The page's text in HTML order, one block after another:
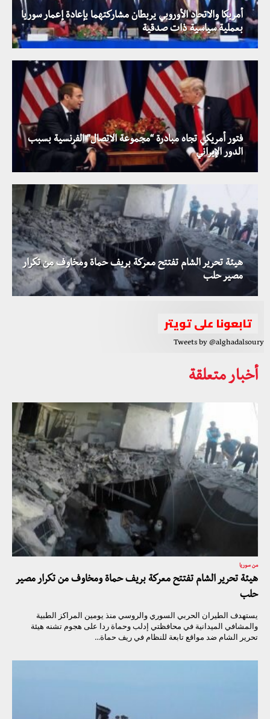
أمريكا والاتحاد الأوروبي يربطان مشاركتهما بإعادة إعمار سوريا
بعملية سياسية ذات صدقية
فتور أمريكي تجاه مبادرة “مجموعة الاتصال” الفرنسية بسبب
الدور الإيراني
هيئة تحرير الشام تفتتح معركة بريف حماة ومخاوف من تكرار
مصير حلب
تابعونا على تويتر
Tweets by @alghadalsoury
أخبار متعلقة
من سوريا
هيئة تحرير الشام تفتتح معركة بريف حماة ومخاوف من تكرار مصير
حلب
يستهدف الطيران الحربي السوري والروسي منذ يومين المراكز الطبية
والمشافي الميدانية في محافظتي إدلب وحماة ردا على هجوم تشنه هيئة
تحرير الشام ضد مواقع تابعة للنظام في ريف حماة...